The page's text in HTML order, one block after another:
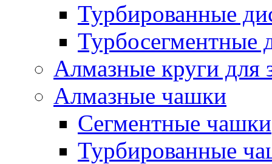
Турбированные
Турбосегментные
Алмазные круги для
Алмазные чашки
Сегментные чашки
Турбированные